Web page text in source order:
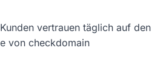
vertrauen täglich auf den
von checkdomain